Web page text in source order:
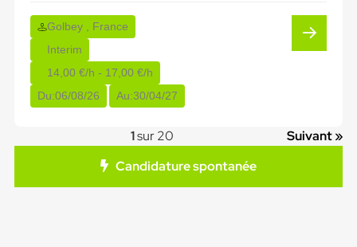
Golbey , France
Interim
14,00 €/h - 17,00 €/h
Du:06/08/26 Au:30/04/27
1sur 20
Suivant »
Candidature spontanée